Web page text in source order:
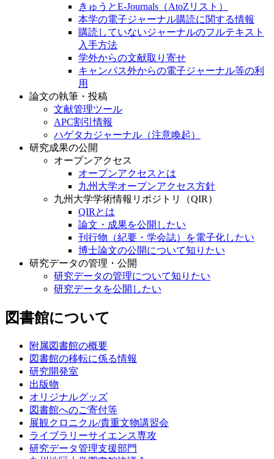
きゅうとE-Journals（AtoZリスト）
本学の電子ジャーナル購読に関する情報
購読していないジャーナルのフルテキスト
入手方法
学外からの文献取り寄せ
キャンパス外からの電子ジャーナル等の利
用
論文の執筆・投稿
文献管理ツール
APC割引情報
ハゲタカジャーナル（注意喚起）
研究成果の公開
オープンアクセス
オープンアクセスとは
九州大学オープンアクセス方針
九州大学学術情報リポジトリ（QIR）
QIRとは
論文・成果を公開したい
刊行物（紀要・学会誌）を電子化したい
博士論文の公開について知りたい
研究データの管理・公開
研究データの管理について知りたい
研究データを公開したい
図書館について
附属図書館の概要
図書館の移転に係る情報
研究開発室
出版物
オリジナルグッズ
図書館へのご寄付等
展観クロニクル/貴重文物講習会
ライブラリーサイエンス専攻
研究データ管理支援部門